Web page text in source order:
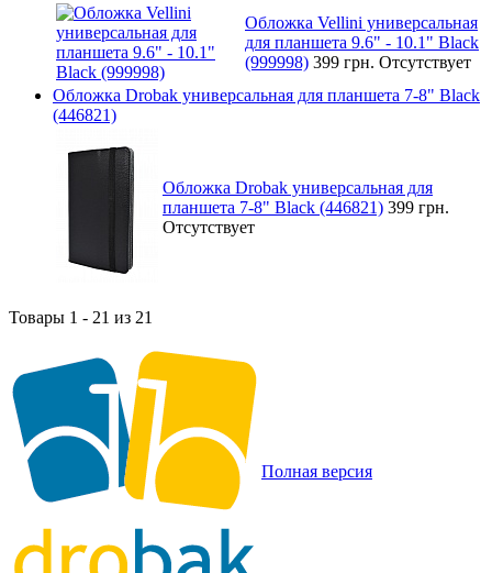
Обложка Vellini универсальная
для планшета 9.6" - 10.1" Black
(999998) 399 грн. Отсутствует
Обложка Drobak универсальная для планшета 7-8" Black
(446821)
Обложка Drobak универсальная для
планшета 7-8" Black (446821) 399 грн.
Отсутствует
Товары 1 - 21 из 21
Полная версия